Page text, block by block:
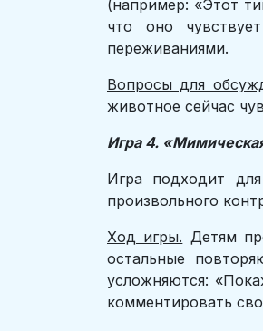
(например: «Этот
что оно
переживаниями.
Вопросы для
животное сейчас
Игра 4.
Игра подходит
произвольного
Ход игры. Детям
остальные
усложняются:
комментировать